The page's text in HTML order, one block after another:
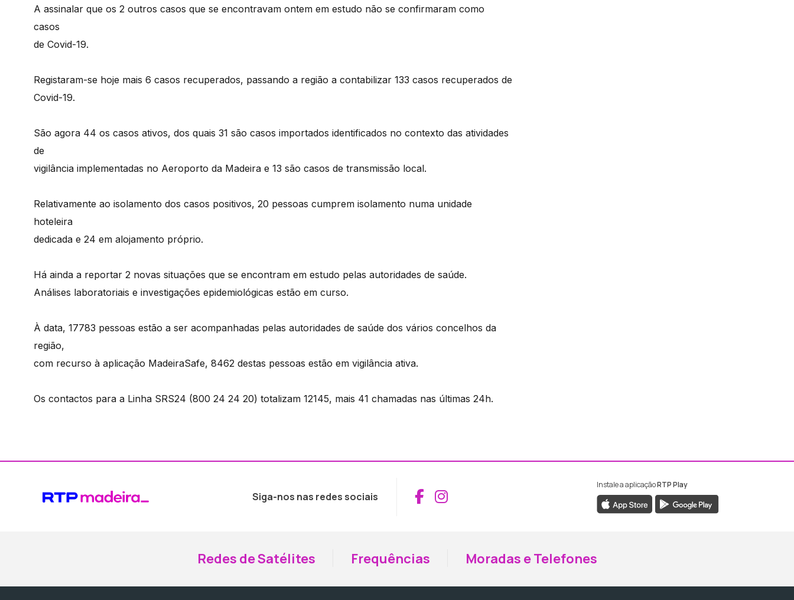
A assinalar que os 2 outros casos que se encontravam ontem em estudo não se confirmaram como
casos
de Covid-19.
Registaram-se hoje mais 6 casos recuperados, passando a região a contabilizar 133 casos recuperados de
Covid-19.
São agora 44 os casos ativos, dos quais 31 são casos importados identificados no contexto das atividades
de
vigilância implementadas no Aeroporto da Madeira e 13 são casos de transmissão local.
Relativamente ao isolamento dos casos positivos, 20 pessoas cumprem isolamento numa unidade
hoteleira
dedicada e 24 em alojamento próprio.
Há ainda a reportar 2 novas situações que se encontram em estudo pelas autoridades de saúde.
Análises laboratoriais e investigações epidemiológicas estão em curso.
À data, 17783 pessoas estão a ser acompanhadas pelas autoridades de saúde dos vários concelhos da
região,
com recurso à aplicação MadeiraSafe, 8462 destas pessoas estão em vigilância ativa.
Os contactos para a Linha SRS24 (800 24 24 20) totalizam 12145, mais 41 chamadas nas últimas 24h.
Siga-nos nas redes sociais Aceder ao Facebook da RTP Madeira
Aceder ao Instagram da RTP Madeira
Instale a aplicaçãoRTP Play
Redes de Satélites Frequências Moradas e Telefones